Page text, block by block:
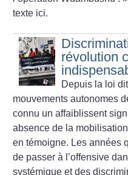
texte ici.
révolution
Depuis la loi
mouvements autonomes
connu un affaiblissent
absence de la
en témoigne. Les années
de passer à l’offensive
systémique et des